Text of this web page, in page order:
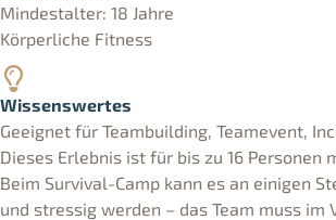
Mindestalter: 18 Jahre
Körperliche Fitness
Wissenswertes
Geeignet für Teambuilding, Teamevent,
Dieses Erlebnis ist für bis zu 16 Personen
Beim Survival-Camp kann es an einigen
und stressig werden – das Team muss im